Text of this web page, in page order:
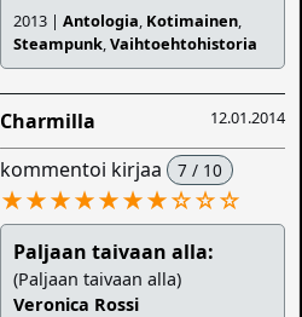
2013 |Antologia, Kotimainen,
Steampunk,Vaihtoehtohistoria
12.01.2014
Charmilla
kommentoi kirjaa 7 / 10
★★★★★★★☆☆☆
Paljaan taivaan alla:
(Paljaan taivaan alla)
Veronica Rossi